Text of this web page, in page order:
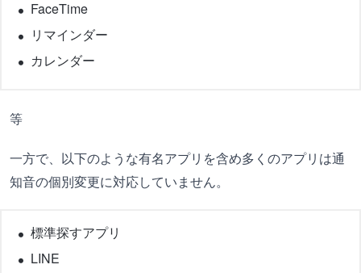
FaceTime
リマインダー
カレンダー
等
一方で、以下のような有名アプリを含め多くのアプリは通
知音の個別変更に対応していません。
標準探すアプリ
LINE